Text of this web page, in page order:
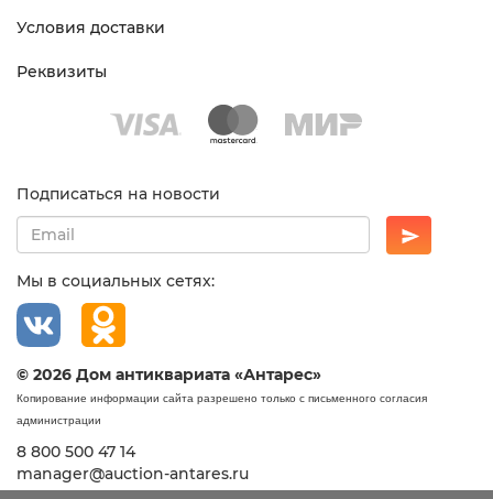
Условия доставки
Реквизиты
Подписаться на новости
Мы в социальных сетях:
© 2026 Дом антиквариата «Антарес»
Копирование информации сайта разрешено только с письменного согласия
администрации
8 800 500 47 14
manager@auction-antares.ru